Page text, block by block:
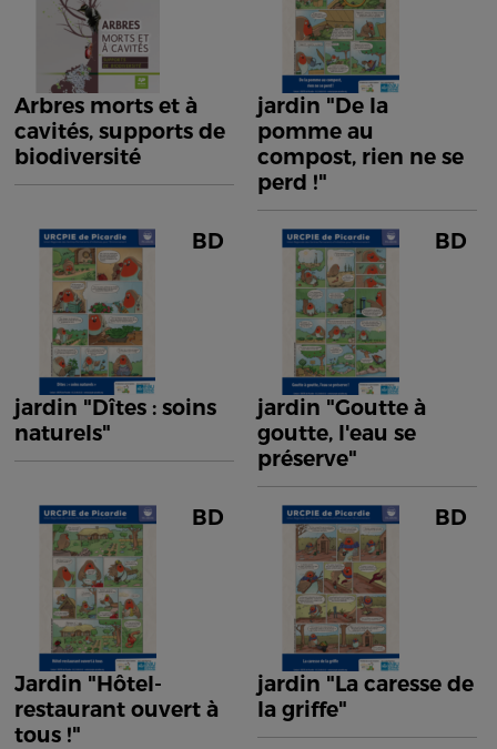
Arbres morts et à
cavités, supports de
biodiversité
jardin "De la
pomme au
compost, rien ne se
perd !"
BD
jardin "Dîtes : soins
naturels"
BD
jardin "Goutte à
goutte, l'eau se
préserve"
BD
Jardin "Hôtel-
restaurant ouvert à
tous !"
BD
jardin "La caresse de
la griffe"